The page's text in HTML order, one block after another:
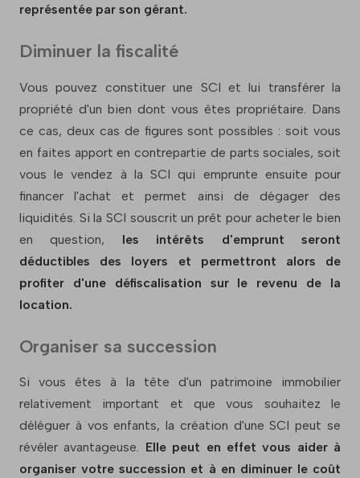
représentée par son gérant.
Diminuer la fiscalité
Vous pouvez constituer une SCI et lui transférer la
propriété d'un bien dont vous êtes propriétaire. Dans
ce cas, deux cas de figures sont possibles : soit vous
en faites apport en contrepartie de parts sociales, soit
vous le vendez à la SCI qui emprunte ensuite pour
financer l'achat et permet ainsi de dégager des
liquidités. Si la SCI souscrit un prêt pour acheter le bien
en question, les intérêts d'emprunt seront
déductibles des loyers et permettront alors de
profiter d'une défiscalisation sur le revenu de la
location.
Organiser sa succession
Si vous êtes à la tête d'un patrimoine immobilier
relativement important et que vous souhaitez le
déléguer à vos enfants, la création d'une SCI peut se
révéler avantageuse. Elle peut en effet vous aider à
organiser votre succession et à en diminuer le coût